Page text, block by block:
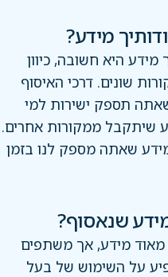
מידע?
היא חשובה, כיוון
שונים. דרכי האיסוף
שאתה תספק ישירות למי
שיתקבל ממקורות אחרים.
שאתה מספק לנו בזמן
שנאסוף?
מידע, אך משתפים
על השימוש של בעל